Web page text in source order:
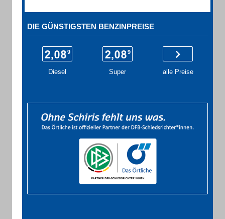
DIE GÜNSTIGSTEN BENZINPREISE
Diesel Super alle Preise